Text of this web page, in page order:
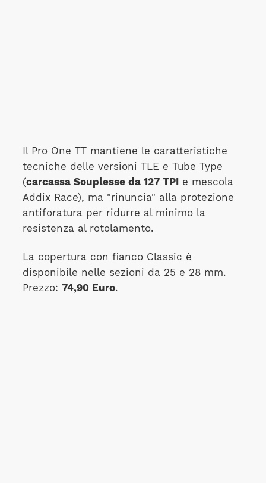
Il Pro One TT mantiene le caratteristiche
tecniche delle versioni TLE e Tube Type
(carcassa Souplesse da 127 TPIe mescola
Addix Race), ma "rinuncia" alla protezione
antiforatura per ridurre al minimo la
resistenza al rotolamento.
La copertura con fianco Classic è
disponibile nelle sezioni da 25 e 28 mm.
Prezzo: 74,90 Euro.